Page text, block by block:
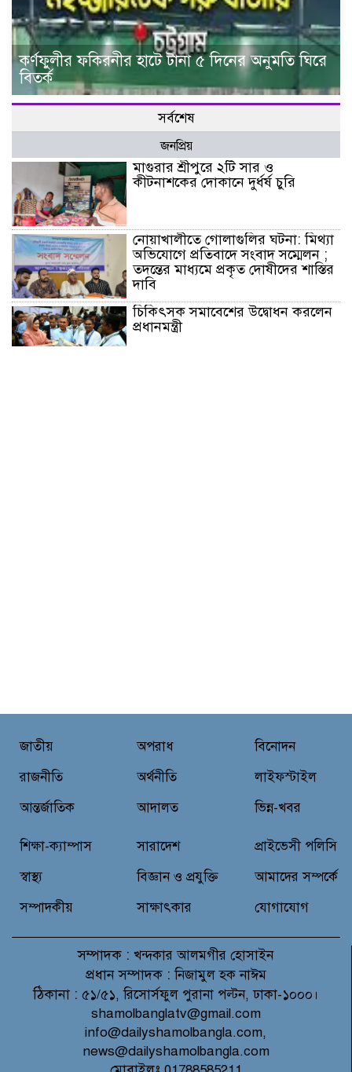
কর্ণফুলীর ফকিরনীর হাটে টানা ৫ দিনের অনুমতি ঘিরে
বিতর্ক
সর্বশেষ
জনপ্রিয়
মাগুরার শ্রীপুরে ২টি সার ও
কীটনাশকের দোকানে দুর্ধর্ষ চুরি
নোয়াখালীতে গোলাগুলির ঘটনা: মিথ্যা
অভিযোগে প্রতিবাদে সংবাদ সম্মেলন ;
তদন্তের মাধ্যমে প্রকৃত দোষীদের শাস্তির
দাবি
চিকিৎসক সমাবেশের উদ্বোধন করলেন
প্রধানমন্ত্রী
বিদ্যুৎস্পৃষ্টে মুয়াজ্জিনের মৃত্যু!
আমিন এর মমতাময়ী মায়ের মৃত্যু
প্রান্তিক শহরে উন্নত আল্ট্রাসাউন্ড প্রযুক্তি
নিয়ে উইপ্রো জিই হেলথকেয়ারের
জাতীয়
রাজনীতি
আন্তর্জাতিক
অপরাধ
অর্থনীতি
আদালত
বিনোদন
লাইফস্টাইল
ভিন্ন-খবর
শিক্ষা-ক্যাম্পাস
স্বাস্থ্য
সম্পাদকীয়
সারাদেশ
বিজ্ঞান ও প্রযুক্তি
সাক্ষাৎকার
প্রাইভেসী পলিসি
আমাদের সম্পর্কে
যোগাযোগ
সম্পাদক : খন্দকার আলমগীর হোসাইন
প্রধান সম্পাদক : নিজামুল হক নাঈম
ঠিকানা : ৫১/৫১, রিসোর্সফুল পুরানা পল্টন, ঢাকা-১০০০।
shamolbanglatv@gmail.com
info@dailyshamolbangla.com,
news@dailyshamolbangla.com